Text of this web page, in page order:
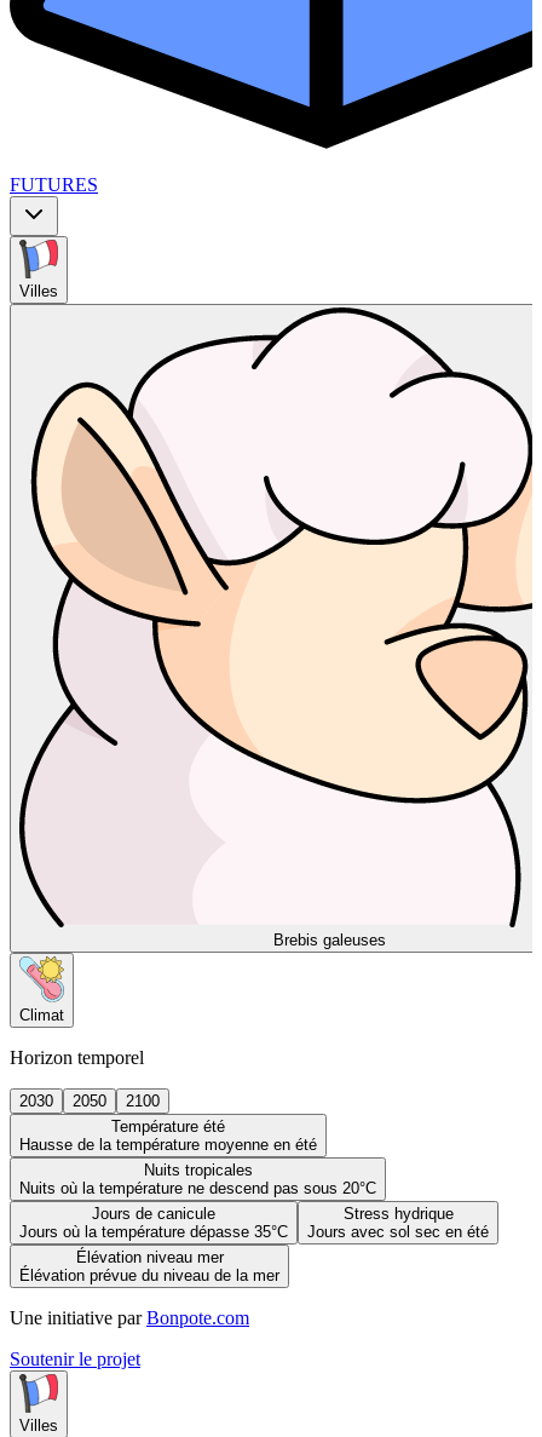
FUTURES
Villes
Brebis galeuses
Climat
Horizon temporel
2030 2050
2100
Température été
Hausse de la température moyenne en été
Nuits tropicales
Nuits où la température ne descend pas sous 20°C
Jours de canicule
Jours où la température dépasse 35°C
Stress hydrique
Jours avec sol sec en été
Élévation niveau mer
Élévation prévue du niveau de la mer
Une initiative par Bonpote.com
Soutenir le projet
Villes